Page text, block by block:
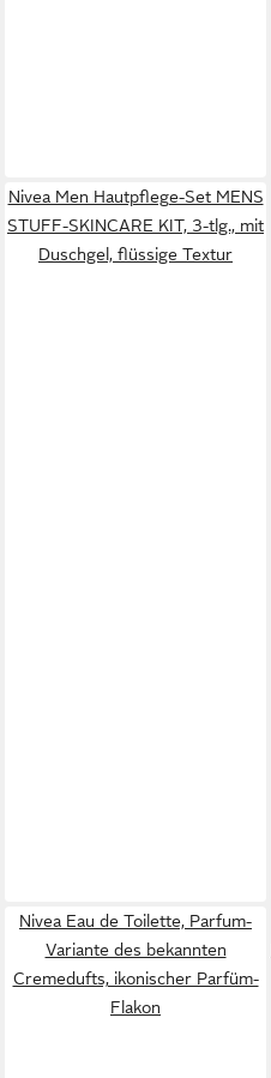
Nivea Men Hautpflege-Set MENS
STUFF-SKINCARE KIT, 3-tlg., mit
Duschgel, flüssige Textur
Nivea Eau de Toilette, Parfum-
Variante des bekannten
Cremedufts, ikonischer Parfüm-
Flakon